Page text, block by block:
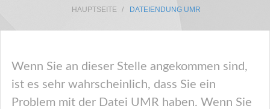
HAUPTSEITE DATEIENDUNG UMR
Wenn Sie an dieser Stelle angekommen sind,
ist es sehr wahrscheinlich, dass Sie ein
Problem mit der Datei UMR haben. Wenn Sie